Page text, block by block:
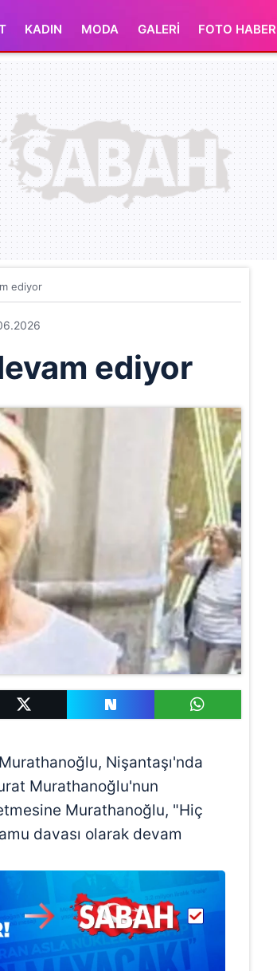
KADIN MODA GALERİ FOTO HABER
ediyor
ediyor
Nişantaşı'nda
Murathanoğlu'nun
Murathanoğlu, "Hiç
davası olarak devam